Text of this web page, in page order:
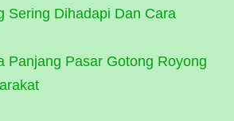
Sering Dihadapi Dan Cara
Panjang Pasar Gotong Royong